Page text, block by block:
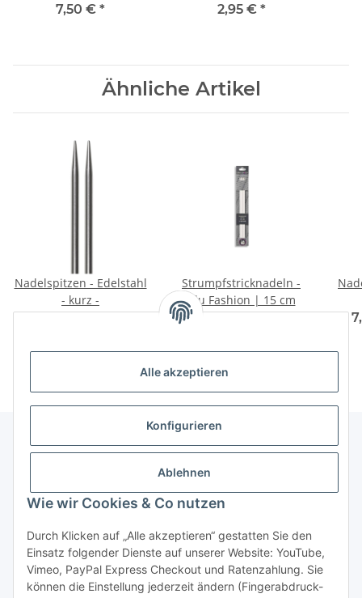
Alle akzeptieren
Konfigurieren
Ablehnen
Wie wir Cookies & Co nutzen
Durch Klicken auf „Alle akzeptieren“ gestatten Sie den
Einsatz folgender Dienste auf unserer Website: YouTube,
Vimeo, PayPal Express Checkout und Ratenzahlung. Sie
können die Einstellung jederzeit ändern (Fingerabdruck-
7,50 € *
2,95 € *
Ähnliche Artikel
Nadelspitzen - Edelstahl
- kurz -
6,50 € -6,95 €*
Strumpfstricknadeln -
Alu Fashion | 15 cm
3,95 €*
Gesetzliche Informationen